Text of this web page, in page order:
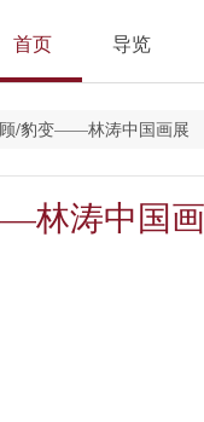
首页 导览
/豹变——林涛中国画展
林涛中国